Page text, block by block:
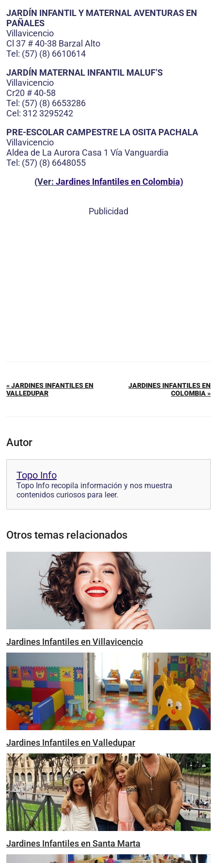
JARDÍN INFANTIL Y MATERNAL AVENTURAS EN
PAÑALES
Villavicencio
Cl 37 # 40-38 Barzal Alto
Tel: (57) (8) 6610614
JARDÍN MATERNAL INFANTIL MALUF’S
Villavicencio
Cr20 # 40-58
Tel: (57) (8) 6653286
Cel: 312 3295242
PRE-ESCOLAR CAMPESTRE LA OSITA PACHALA
Villavicencio
Aldea de La Aurora Casa 1 Vía Vanguardia
Tel: (57) (8) 6648055
(Ver: Jardines Infantiles en Colombia)
Publicidad
« JARDINES INFANTILES EN
VALLEDUPAR
JARDINES INFANTILES EN
COLOMBIA »
Autor
Topo Info
Topo Info recopila información y nos muestra
contenidos curiosos para leer.
Otros temas relacionados
Jardines Infantiles en Villavicencio
Jardines Infantiles en Valledupar
Jardines Infantiles en Santa Marta